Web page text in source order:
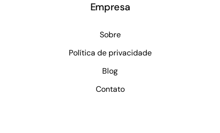
Empresa
Sobre
Política de privacidade
Blog
Contato